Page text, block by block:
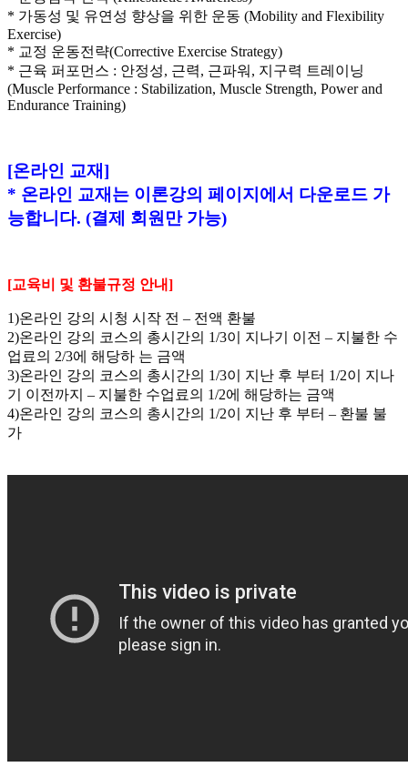
* 가동성 및 유연성 향상을 위한 운동 (Mobility and Flexibility
Exercise)
* 교정 운동전략(Corrective Exercise Strategy)
* 근육 퍼포먼스 : 안정성, 근력, 근파워, 지구력 트레이닝
(Muscle Performance : Stabilization, Muscle Strength, Power and
Endurance Training)
[온라인 교재]
* 온라인 교재는 이론강의 페이지에서 다운로드 가
능합니다. (결제 회원만 가능)
[교육비 및 환불규정 안내]
1)온라인 강의 시청 시작 전 – 전액 환불
2)온라인 강의 코스의 총시간의 1/3이 지나기 이전 – 지불한 수
업료의 2/3에 해당하 는 금액
3)온라인 강의 코스의 총시간의 1/3이 지난 후 부터 1/2이 지나
기 이전까지 – 지불한 수업료의 1/2에 해당하는 금액
4)온라인 강의 코스의 총시간의 1/2이 지난 후 부터 – 환불 불
가